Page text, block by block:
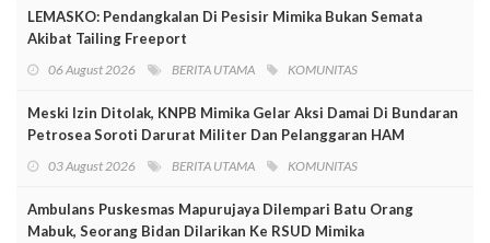
LEMASKO: Pendangkalan Di Pesisir Mimika Bukan Semata
Akibat Tailing Freeport
06 August 2026 BERITA UTAMA KOMUNITAS
Meski Izin Ditolak, KNPB Mimika Gelar Aksi Damai Di Bundaran
Petrosea Soroti Darurat Militer Dan Pelanggaran HAM
03 August 2026 BERITA UTAMA KOMUNITAS
Ambulans Puskesmas Mapurujaya Dilempari Batu Orang
Mabuk, Seorang Bidan Dilarikan Ke RSUD Mimika